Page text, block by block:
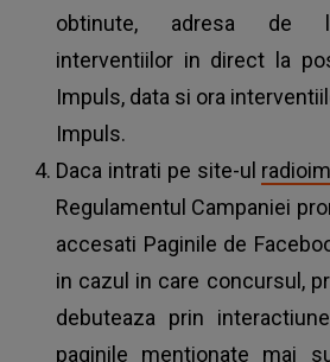
obtinute, adresa de
interventiilor in direct la
Impuls, data si ora
Impuls.
Daca intrati pe site-ul
Regulamentul Campaniei
accesati Paginile de
in cazul in care concursul,
debuteaza prin
paginile mentionate mai